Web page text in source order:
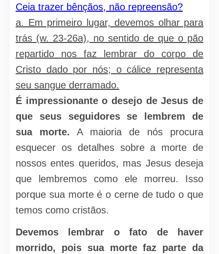
Ceia trazer bênçãos, não repreensão?
a. Em primeiro lugar, devemos olhar para
trás (w. 23-26a), no sentido de que o pão
repartido nos faz lembrar do corpo de
Cristo dado por nós; o cálice representa
seu sangue derramado.
É impressionante o desejo de Jesus de
que seus seguidores se lembrem de
sua morte. A maioria de nós procura
esquecer os detalhes sobre a morte de
nossos entes queridos, mas Jesus deseja
que lembremos como ele morreu. Isso
porque sua morte é o cerne de tudo o que
temos como cristãos.
Devemos lembrar o fato de haver
morrido, pois sua morte faz parte da